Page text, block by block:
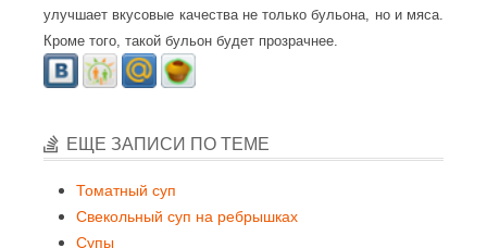
улучшает вкусовые качества не только бульона, но и мяса.
Кроме того, такой бульон будет прозрачнее.
ЕЩЕ ЗАПИСИ ПО ТЕМЕ
Томатный суп
Свекольный суп на ребрышках
Супы